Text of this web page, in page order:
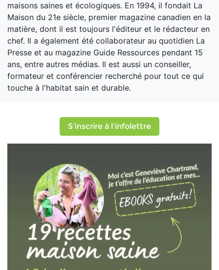
maisons saines et écologiques. En 1994, il fondait La
Maison du 21e siècle, premier magazine canadien en la
matière, dont il est toujours l'éditeur et le rédacteur en
chef. Il a également été collaborateur au quotidien La
Presse et au magazine Guide Ressources pendant 15
ans, entre autres médias. Il est aussi un conseiller,
formateur et conférencier recherché pour tout ce qui
touche à l'habitat sain et durable.
S'inscrire à l'infolettre